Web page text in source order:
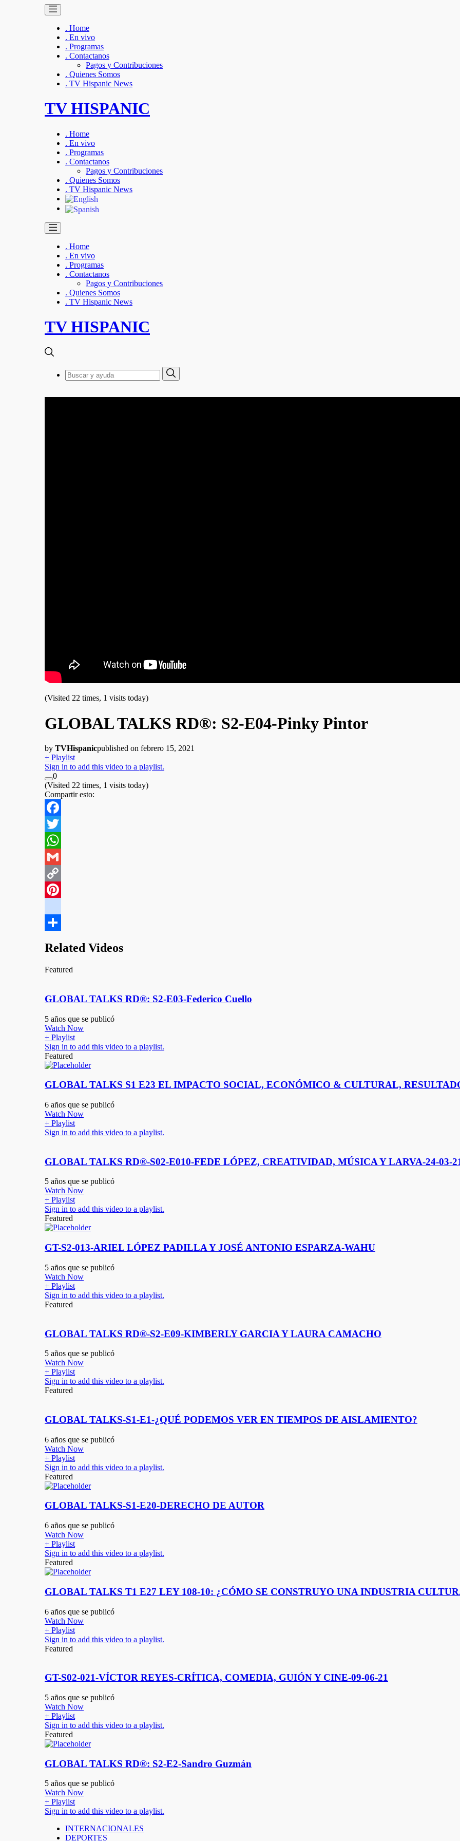
. Home
. En vivo
. Programas
. Contactanos
Pagos y Contribuciones
. Quienes Somos
. TV Hispanic News
TV HISPANIC
. Home
. En vivo
. Programas
. Contactanos
Pagos y Contribuciones
. Quienes Somos
. TV Hispanic News
. Home
. En vivo
. Programas
. Contactanos
Pagos y Contribuciones
. Quienes Somos
. TV Hispanic News
TV HISPANIC
Search
for:
(Visited 22 times, 1 visits today)
GLOBAL TALKS RD®: S2-E04-Pinky Pintor
by TVHispanicpublished on febrero 15, 2021
+ Playlist
Sign in to add this video to a playlist.
0
(Visited 22 times, 1 visits today)
Compartir esto:
Facebook
Twitter
WhatsApp
Gmail
Copy
google_bookmarks
Related Videos
Featured
GLOBAL TALKS RD®: S2-E03-Federico Cuello
5 años que se publicó
Watch Now
+ Playlist
Sign in to add this video to a playlist.
Featured
GLOBAL TALKS S1 E23 EL IMPACTO SOCIAL, ECONÓMICO & CULTURAL,
6 años que se publicó
Watch Now
+ Playlist
Sign in to add this video to a playlist.
GLOBAL TALKS RD®-S02-E010-FEDE LÓPEZ, CREATIVIDAD, MÚSICA Y LARVA-24-03-
5 años que se publicó
Watch Now
+ Playlist
Sign in to add this video to a playlist.
Featured
GT-S2-013-ARIEL LÓPEZ PADILLA Y JOSÉ ANTONIO ESPARZA-WAHU
5 años que se publicó
Watch Now
+ Playlist
Sign in to add this video to a playlist.
Featured
GLOBAL TALKS RD®-S2-E09-KIMBERLY GARCIA Y LAURA CAMACHO
5 años que se publicó
Watch Now
+ Playlist
Sign in to add this video to a playlist.
Featured
GLOBAL TALKS-S1-E1-¿QUÉ PODEMOS VER EN TIEMPOS DE AISLAMIENTO?
6 años que se publicó
Watch Now
+ Playlist
Sign in to add this video to a playlist.
Featured
GLOBAL TALKS-S1-E20-DERECHO DE AUTOR
6 años que se publicó
Watch Now
+ Playlist
Sign in to add this video to a playlist.
Featured
GLOBAL TALKS T1 E27 LEY 108-10: ¿CÓMO SE CONSTRUYO UNA INDUSTRIA
6 años que se publicó
Watch Now
+ Playlist
Sign in to add this video to a playlist.
Featured
GT-S02-021-VÍCTOR REYES-CRÍTICA, COMEDIA, GUIÓN Y CINE-09-06-21
5 años que se publicó
Watch Now
+ Playlist
Sign in to add this video to a playlist.
Featured
GLOBAL TALKS RD®: S2-E2-Sandro Guzmán
5 años que se publicó
Watch Now
+ Playlist
Sign in to add this video to a playlist.
INTERNACIONALES
DEPORTES